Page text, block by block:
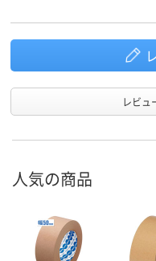
レビュ
人気の商品